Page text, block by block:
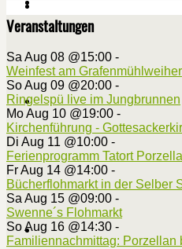
Veranstaltungen
Sa Aug 08 @15:00 -
Weinfest am Grafenmühlweiher
So Aug 09 @20:00 -
Ringelspü live im Jungbrunnen
Mo Aug 10 @19:00 -
Kirchenführung -
Di Aug 11 @10:00 -
Ferienprogramm Tatort
Fr Aug 14 @14:00 -
Bücherflohmarkt in der Selber
Sa Aug 15 @09:00 -
Swenne´s Flohmarkt
So Aug 16 @14:30 -
Familiennachmittag: Porzellan